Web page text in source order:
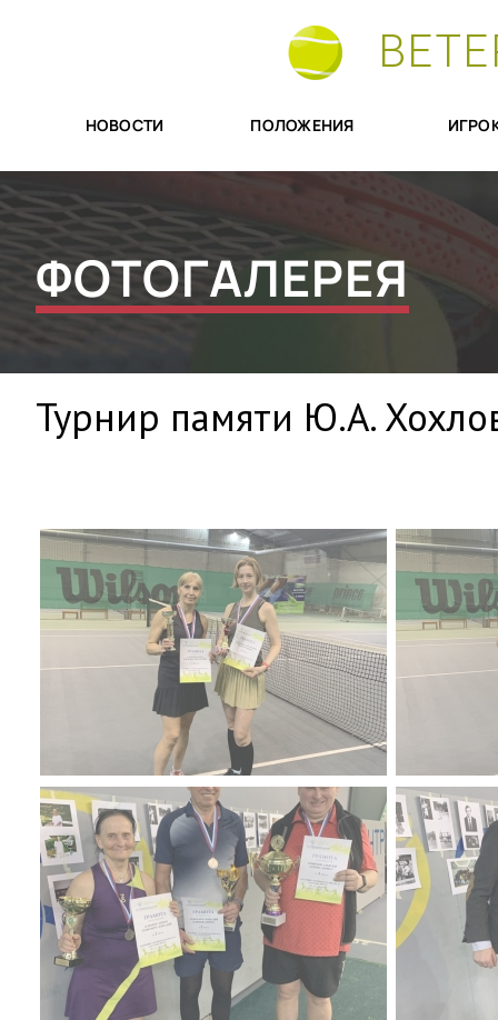
НОВОСТИ ПОЛОЖЕНИЯ
ФОТОГАЛЕРЕЯ
Турнир памяти Ю.А.